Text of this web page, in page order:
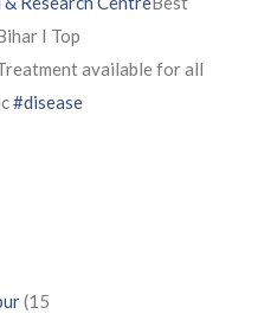
I Top
available for all
#disease
(15